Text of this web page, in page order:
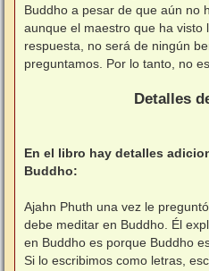
Buddho a pesar de que aún no
aunque el maestro que ha visto
respuesta, no será de ningún
preguntamos. Por lo tanto, no
Detalles
En el libro hay detalles
Buddho:
Ajahn Phuth una vez le
debe meditar en Buddho. Él
en Buddho es porque Buddho
Si lo escribimos como letras,